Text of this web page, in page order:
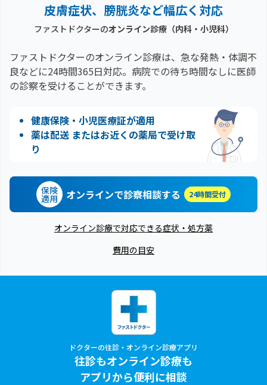
皮膚症状、膀胱炎など幅広く対応
ファストドクターのオンライン診療（内科・小児科）
ファストドクターのオンライン診療は、急な発熱・体調不
良などに24時間365日対応。 病院での待ち時間なしに医師
の診察を受けることができます。
健康保険・小児医療証が適用
薬は配送 またはお近くの薬局で受け取
り
保険
適用 オンラインで診察相談する 24時間受付
オンライン診療で対応できる症状・処方薬
費用の目安
ドクターの往診・オンライン診療アプリ
往診もオンライン診療も
アプリから便利に相談